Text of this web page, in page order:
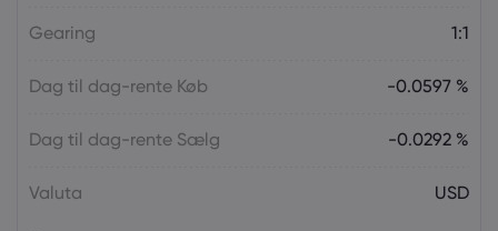
Gearing 1:1
Dag til dag-rente Køb -0.0597 %
Dag til dag-rente Sælg -0.0292 %
Valuta USD